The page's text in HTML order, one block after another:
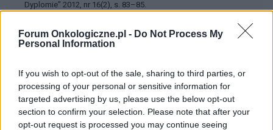
Forum Onkologiczne.pl - Do Not Process My
Personal Information
If you wish to opt-out of the sale, sharing to third parties, or
processing of your personal or sensitive information for
targeted advertising by us, please use the below opt-out
section to confirm your selection. Please note that after your
opt-out request is processed you may continue seeing
Dyplomie” 2012, nr 16(2), s. 83–85.
pharmacogenetic testing: Gene-nevironment interactions.
„Human Genomics” 2010, vol. 4, no. 4.
Treści i materiały zawarte w tym serwisie mają charakter
edukacyjno-informacyjny. Wydawca i redakcja serwisu nie ponosi